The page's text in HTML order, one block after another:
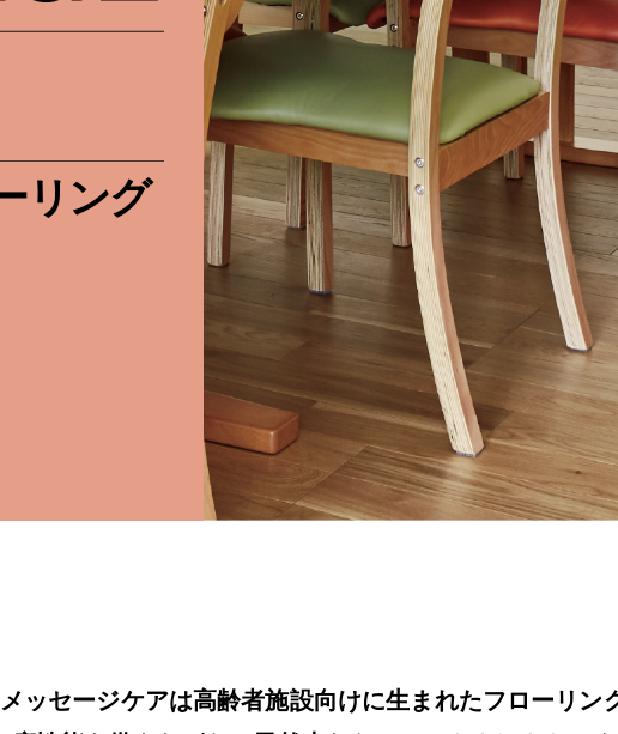
リング
メッセージケアは高齢者施設向けに生まれたフローリン